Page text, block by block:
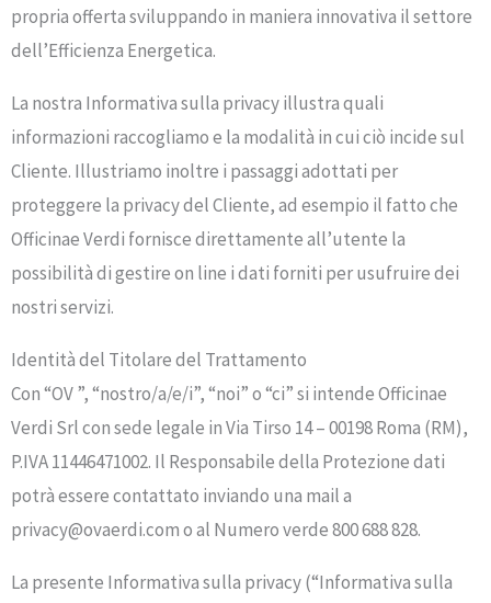
propria offerta sviluppando in maniera innovativa il settore
dell’Efficienza Energetica.
La nostra Informativa sulla privacy illustra quali
informazioni raccogliamo e la modalità in cui ciò incide sul
Cliente. Illustriamo inoltre i passaggi adottati per
proteggere la privacy del Cliente, ad esempio il fatto che
Officinae Verdi fornisce direttamente all’utente la
possibilità di gestire on line i dati forniti per usufruire dei
nostri servizi.
Identità del Titolare del Trattamento
Con “OV ”, “nostro/a/e/i”, “noi” o “ci” si intendeOfficinae
Verdi Srlcon sede legale in Via Tirso 14 – 00198 Roma (RM),
P.IVA 11446471002. Il Responsabile della Protezione dati
potrà essere contattato inviando una mail a
privacy@ovaerdi.com o al Numero verde 800 688 828.
La presente Informativa sulla privacy (“Informativa sulla